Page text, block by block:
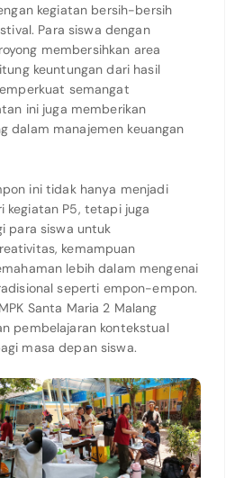
kegiatan bersih-bersih
Para siswa dengan
membersihkan area
keuntungan dari hasil
semangat
ini juga memberikan
dalam manajemen keuangan
ini tidak hanya menjadi
kegiatan P5, tetapi juga
para siswa untuk
kemampuan
lebih dalam mengenai
seperti empon-empon.
Santa Maria 2 Malang
pembelajaran kontekstual
masa depan siswa.